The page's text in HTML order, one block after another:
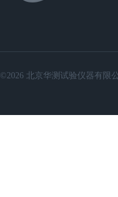
©2026 北京华测试验仪器有限